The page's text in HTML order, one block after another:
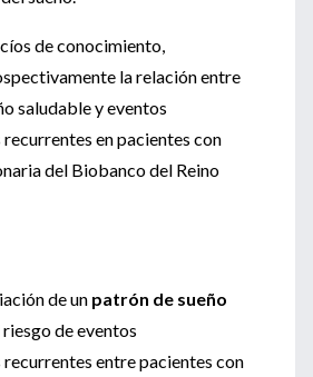
de conocimiento,
la relación entre
saludable y eventos
en pacientes con
del Biobanco del Reino
de un patrón de sueño
riesgo de eventos
entre pacientes con